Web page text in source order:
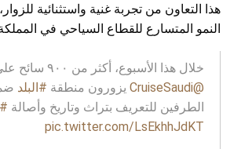
هذا التعاون من تجربة غنية واستثنائية
النمو المتسارع للقطاع السياحي في
خلال هذا الأسبوع، أكثر من ٩٠٠ سائح على متن رحلات
@CruiseSaudi
يزورون منطقة #البلد
الطرفين للتعريف بتراث وتاريخ وأصالة
pic.twitter.com/LsEkhhJdKT